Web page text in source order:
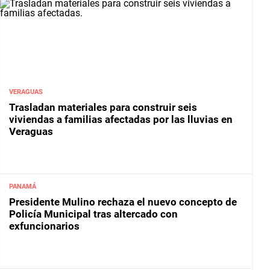
VERAGUAS
Trasladan materiales para construir seis
viviendas a familias afectadas por las lluvias en
Veraguas
PANAMÁ
Presidente Mulino rechaza el nuevo concepto de
Policía Municipal tras altercado con
exfuncionarios